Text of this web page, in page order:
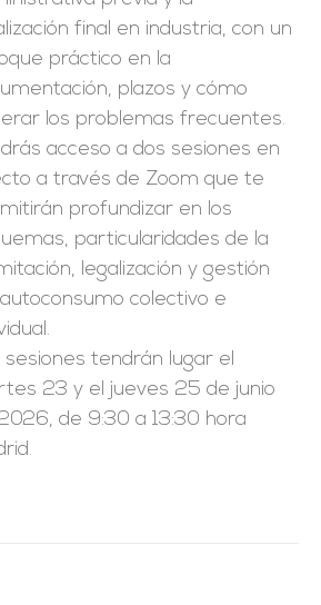
final en industria, con un
práctico en la
plazos y cómo
los problemas frecuentes.
acceso a dos sesiones en
a través de Zoom que te
profundizar en los
particularidades de la
legalización y gestión
colectivo e
sesiones tendrán lugar el
23 y el jueves 25 de junio
de 9:30 a 13:30 hora